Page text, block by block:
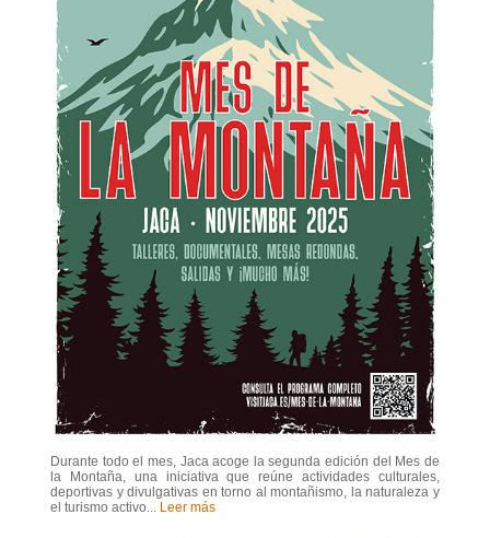
Durante todo el mes, Jaca acoge la segunda edición del Mes de
la Montaña, una iniciativa que reúne actividades culturales,
deportivas y divulgativas en torno al montañismo, la naturaleza y
el turismo activo... Leer más